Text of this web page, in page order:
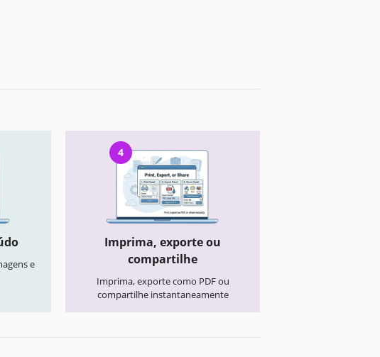
e
4
Imprima, exporte ou
compartilhe
Imprima, exporte como PDF ou
compartilhe instantaneamente